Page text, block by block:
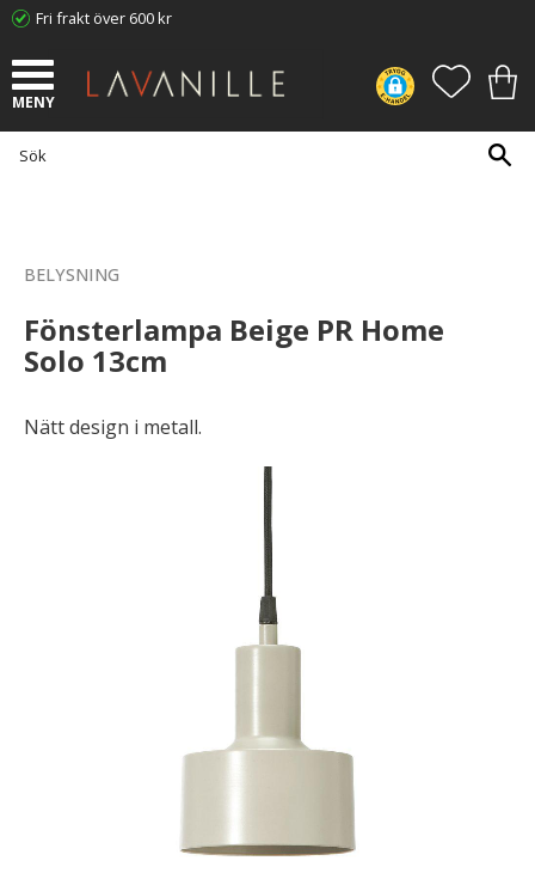
Fri frakt över 600 kr
BELYSNING
Fönsterlampa Beige PR Home
Solo 13cm
Nätt design i metall.